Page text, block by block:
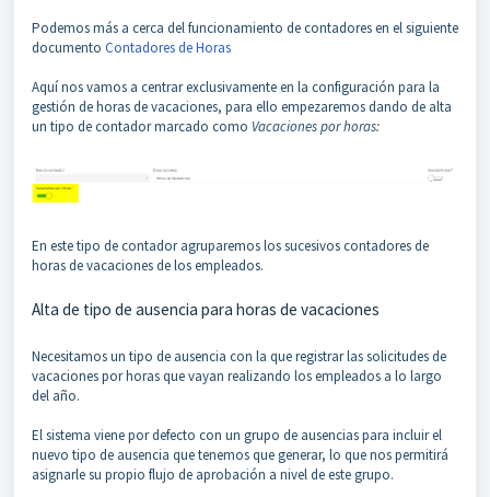
Podemos más a cerca del funcionamiento de contadores en el siguiente
documento Contadores de Horas
Aquí nos vamos a centrar exclusivamente en la configuración para la
gestión de horas de vacaciones, para ello empezaremos dando de alta
un tipo de contador marcado como Vacaciones por horas:
En este tipo de contador agruparemos los sucesivos contadores de
horas de vacaciones de los empleados.
Alta de tipo de ausencia para horas de vacaciones
Necesitamos un tipo de ausencia con la que registrar las solicitudes de
vacaciones por horas que vayan realizando los empleados a lo largo
del año.
El sistema viene por defecto con un grupo de ausencias para incluir el
nuevo tipo de ausencia que tenemos que generar, lo que nos permitirá
asignarle su propio flujo de aprobación a nivel de este grupo.